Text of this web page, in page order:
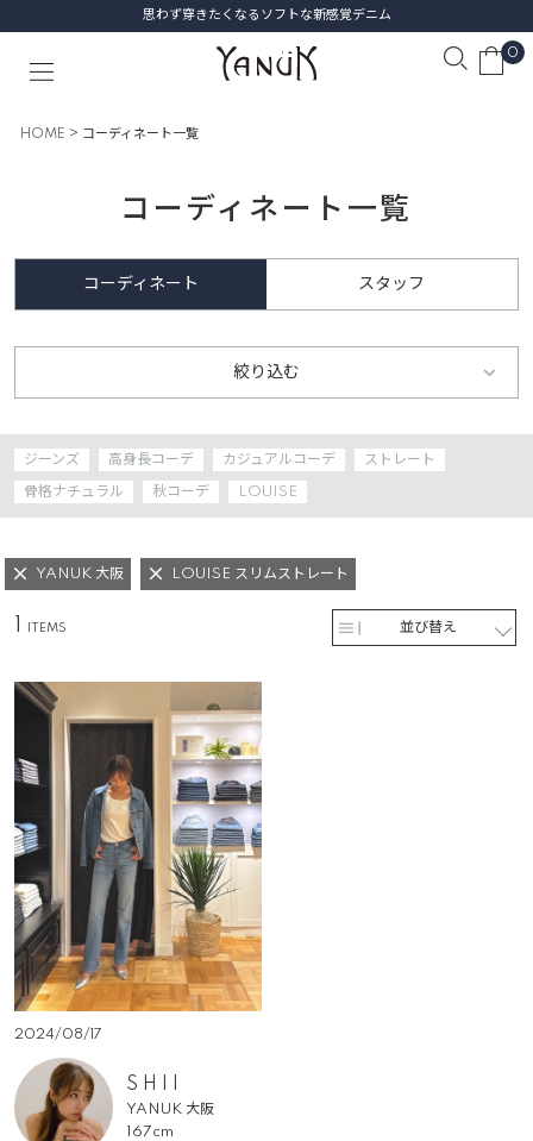
思わず穿きたくなるソフトな新感覚デニム
0
HOME コーディネート一覧
コーディネート一覧
コーディネート スタッフ
絞り込む
ジーンズ 高身長コーデ カジュアルコーデ ストレート
骨格ナチュラル 秋コーデ LOUISE
YANUK 大阪 LOUISE スリムストレート
並び替え
2024/08/17
S H I I
YANUK 大阪
167cm